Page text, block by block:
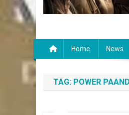
Home News
TAG: POWER PAANDI